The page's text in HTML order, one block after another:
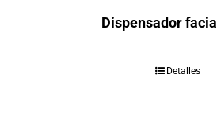
Dispensador facial
Detalles